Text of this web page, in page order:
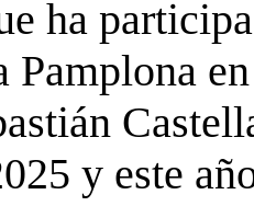
ha
Pamplona
y este